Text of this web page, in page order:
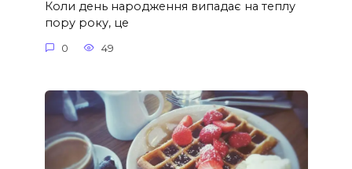
Коли день народження випадає на теплу
пору року, це
0 49